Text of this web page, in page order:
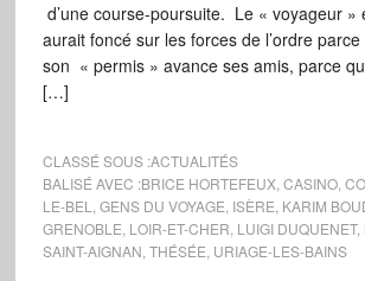
d’une course-poursuite. Le « voyageur »
aurait foncé sur les forces de l’ordre parce
son « permis » avance ses amis, parce
[…]
CLASSÉ SOUS :ACTUALITÉS
BALISÉ AVEC :BRICE HORTEFEUX, CASINO,
LE-BEL
GENS DU VOYAGE ISÈRE KARIM
GRENOBLE LOIR-ET-CHER LUIGI DUQUENET,
SAINT-AIGNAN THÉSÉE URIAGE-LES-BAINS